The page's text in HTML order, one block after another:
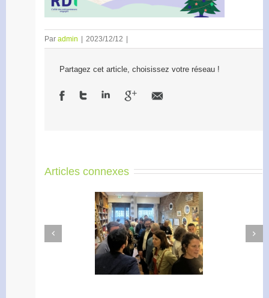
Par admin 2023/12/12
Partagez cet article, choisissez votre réseau !
Articles connexes
Accélérateur de
l’engagement
Previous
Next